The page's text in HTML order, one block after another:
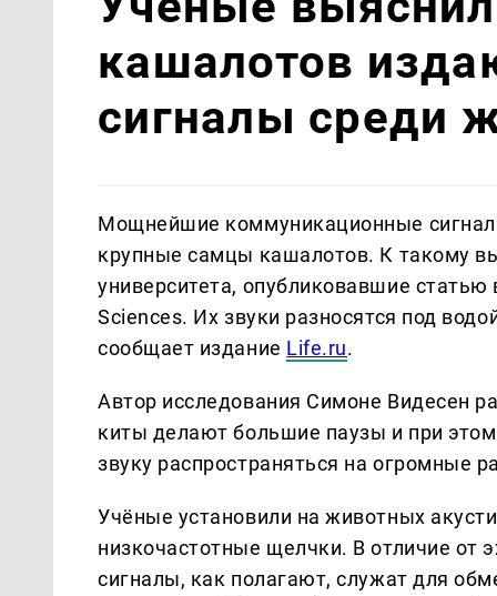
кашалотов
сигналы среди
Мощнейшие коммуникационные
крупные самцы кашалотов. К такому
университета, опубликовавшие
Sciences. Их звуки разносятся под
сообщает издание Life.ru.
Автор исследования Симоне Видесен
киты делают большие паузы и при
звуку распространяться на огромные
Учёные установили на животных
низкочастотные щелчки. В отличие от
сигналы, как полагают, служат для